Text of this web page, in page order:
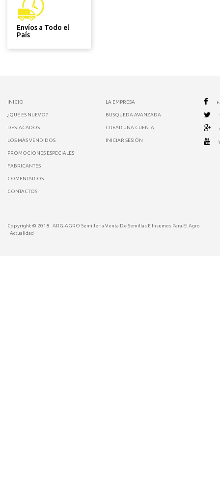
Envíos a Todo el
País
INICIO
¿QUÉ ES NUEVO?
DESTACADOS
LOS MÁS VENDIDOS
PROMOCIONES ESPECIALES
FABRICANTES
COMENTARIOS
CONTACTOS
LA EMPRESA
BUSQUEDA AVANZADA
CREAR UNA CUENTA
INICIAR SESIÓN
Copyright © 2018
ARG-AGRO Semilleria Venta De Semillas E Insumos Para El Agro
Actualidad